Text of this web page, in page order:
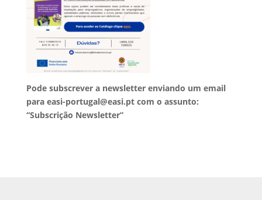
Pode subscrever a newsletter enviando um email
para easi-portugal@easi.pt com o assunto:
“Subscrição Newsletter”